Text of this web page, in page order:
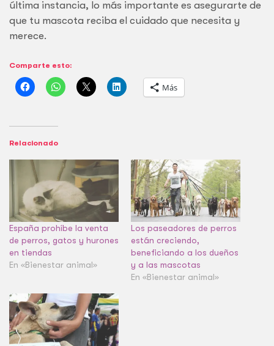
última instancia, lo más importante es asegurarte de
que tu mascota reciba el cuidado que necesita y
merece.
Comparte esto:
Más
Relacionado
España prohíbe la venta
de perros, gatos y hurones
en tiendas
En «Bienestar animal»
Los paseadores de perros
están creciendo,
beneficiando a los dueños
y a las mascotas
En «Bienestar animal»